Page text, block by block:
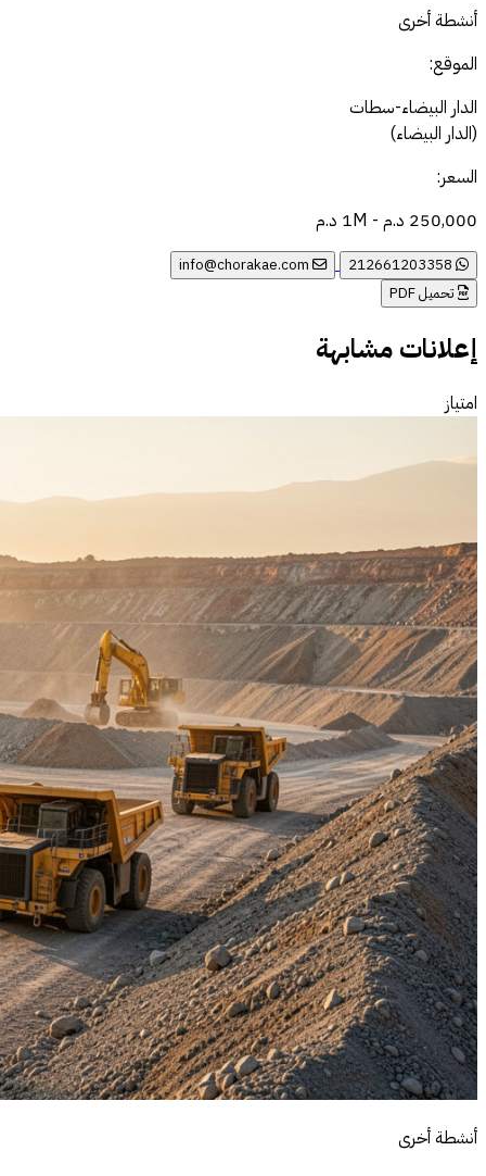
أنشطة أخرى
الموقع:
الدار البيضاء-سطات
(الدار البيضاء)
السعر:
250,000 د.م - 1M د.م
212661203358
info@chorakae.com
تحميل PDF
إعلانات مشابهة
امتياز
أنشطة أخرى